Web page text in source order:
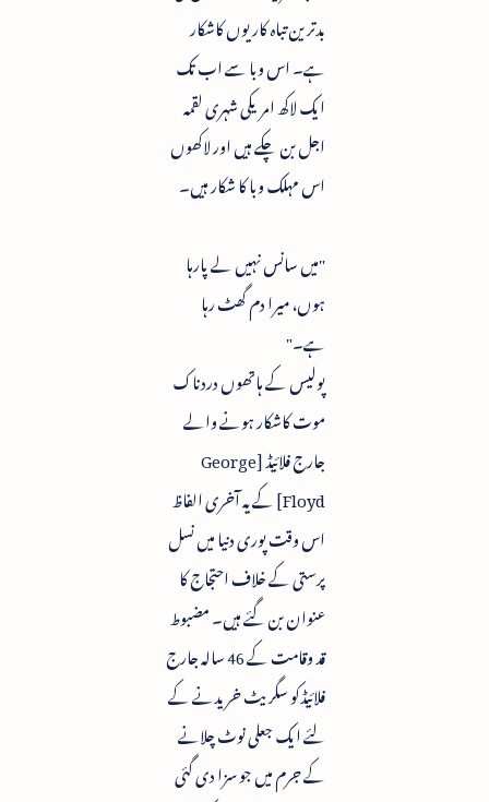
بدترین تباہ کاریوں کاشکار
ہے۔ اس وبا سے اب تک
ایک لاکھ امریکی شہری لقمہ
اجل بن چکے ہیں اور لاکھوں
اس مہلک وبا کا شکار ہیں۔
"میں سانس نہیں لے پارہا
ہوں، میرا دم گھٹ رہا
ہے۔"
پولیس کے ہاتھوں دردناک
موت کاشکار ہونے والے
جارج فلائیڈ [George
Floyd] کے یہ آخری الفاظ
اس وقت پوری دنیا میں نسل
پرستی کے خلاف احتجاج کا
عنوان بن گئے ہیں۔ مضبوط
قد وقامت کے 46 سالہ جارج
فلائیڈکو سگریٹ خریدنے کے
لئے ایک جعلی نوٹ چلانے
کے جرم میں جو سزا دی گئی